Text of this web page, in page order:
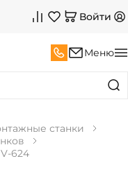
Войти
Меню
станки
624